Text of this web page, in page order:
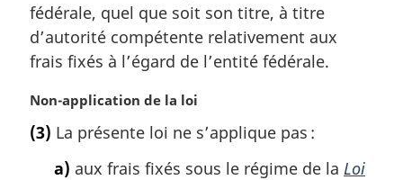
i
n
a
e
fédérale, quel que soit son titre, à titre
d’autorité compétente relativement aux
frais fixés à l’égard de l’entité fédérale.
N
t
Non-application de la loi
(3) La présente loi ne s’applique pas :
a) aux frais fixés sous le régime de la Loi